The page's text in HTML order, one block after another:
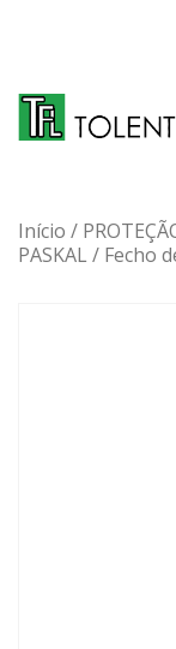
content
Início /
PASKAL / Fecho